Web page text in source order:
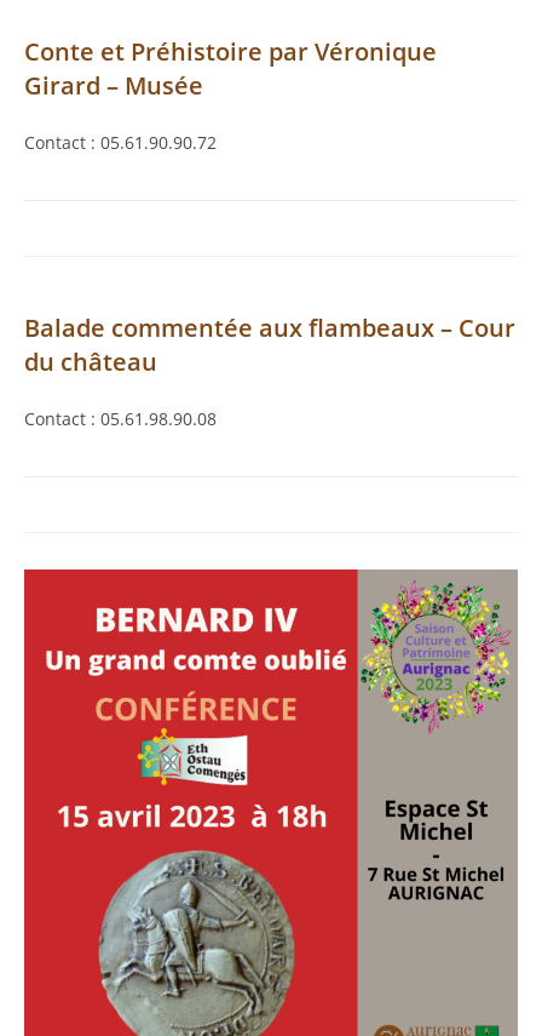
Conte et Préhistoire par Véronique
Girard – Musée
Contact : 05.61.90.90.72
Balade commentée aux flambeaux – Cour
du château
Contact : 05.61.98.90.08